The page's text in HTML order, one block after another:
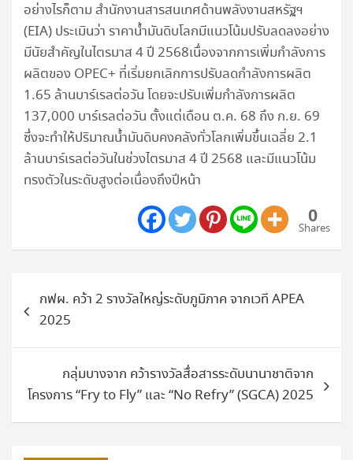
อย่างไรก็ตาม สำนักงานสารสนเทศด้านพลังงานสหรัฐฯ
(EIA) ประเมินว่า ราคาน้ำมันดิบโลกมีแนวโน้มปรับลดลงอย่าง
มีนัยสำคัญในไตรมาส 4 ปี 2568เนื่องจากการเพิ่มกำลังการ
ผลิตของ OPEC+ ที่เริ่มยกเลิกการปรับลดกำลังการผลิต
1.65 ล้านบาร์เรลต่อวัน โดยจะปรับเพิ่มกำลังการผลิต
137,000 บาร์เรลต่อวัน ตั้งแต่เดือน ต.ค. 68 ถึง ก.ย. 69
ซึ่งจะทำให้ปริมาณน้ำมันดิบคงคลังทั่วโลกเพิ่มขึ้นเฉลี่ย 2.1
ล้านบาร์เรลต่อวันในช่วงไตรมาส 4 ปี 2568 และมีแนวโน้ม
ทรงตัวในระดับสูงต่อเนื่องถึงปีหน้า
0
Shares
แนะแนว
เรื่องกฟผ. คว้า 2 รางวัลใหญ่ระดับภูมิภาค จากเวที APEA
2025
กลุ่มบางจาก คว้ารางวัลสื่อสารระดับนานาชาติจาก
โครงการ “Fry to Fly” และ “No Refry” (SGCA) 2025